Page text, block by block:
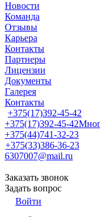
Новости
Команда
Отзывы
Карьера
Контакты
Партнеры
Лицензии
Документы
Галерея
Контакты
+375(17)392-45-42
+375(17)392-45-42
+375(44)741-32-23
+375(33)386-36-23
6307007@mail.ru
Заказать звонок
Задать вопрос
Войти